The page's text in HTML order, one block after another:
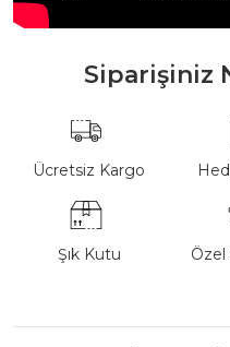
Siparişiniz
Ücretsiz Kargo
Şık Kutu Özel